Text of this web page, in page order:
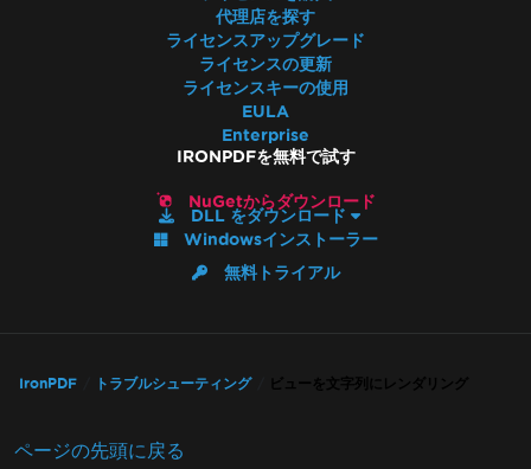
ImageToPDFを使用した大きな出力ファイル
IronPDFのメモリリーク
PDFをBase64に変換
IronPDF - セキュリティCVE
IronPDF 'using' 宣言
IronPDF - PDF内の_blankハイパーリンクが同
じブラウザタブで開く
PDFファイルバージョン
IronPdf.Slim
Iron製品バージョンの混合使用
代理店を探す
ライセンスアップグレード
ライセンスの更新
ライセンスキーの使用
EULA
Enterprise
IRONPDFを無料で試す
NuGetからダウンロード
DLL をダウンロード
Windowsインストーラー
無料トライアル
IronPDF トラブルシューティング ビューを文字列にレンダリング
ページの先頭に戻る